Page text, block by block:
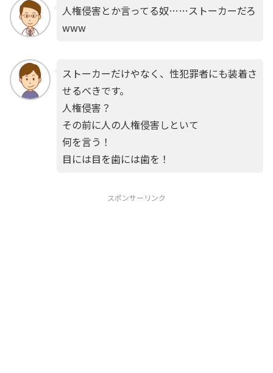
人権侵害とか言ってる奴……ストーカーだろ
www
ストーカーだけやなく、性犯罪者にも装着さ
せるべきです。
人権侵害？
その前に人の人権侵害しといて
何を言う！
目には目を歯には歯を！
スポンサーリンク